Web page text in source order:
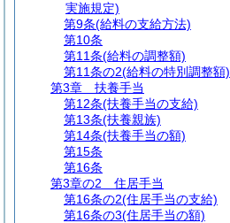
実施規定)
第9条(給料の支給方法)
第10条
第11条(給料の調整額)
第11条の2(給料の特別調整額)
第3章
扶養手当
第12条(扶養手当の支給)
第13条(扶養親族)
第14条(扶養手当の額)
第15条
第16条
第3章の2
住居手当
第16条の2(住居手当の支給)
第16条の3(住居手当の額)